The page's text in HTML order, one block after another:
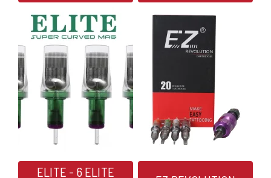
ELITE - 6 ELITE